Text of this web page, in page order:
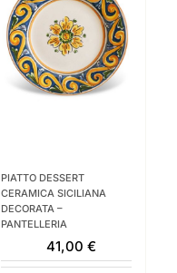
PIATTO DESSERT
CERAMICA SICILIANA
DECORATA –
PANTELLERIA
41,00€